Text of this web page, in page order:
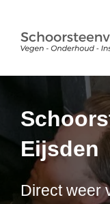
inhoud
Eijsden
Direct weer